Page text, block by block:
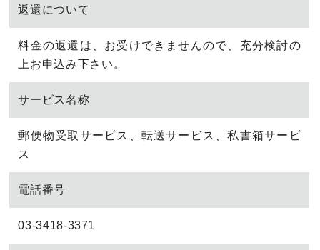
返還について
料金の返還は、お受けできませんので、充分検討の
上お申込み下さい。
サービス名称
郵便物受取サービス、転送サービス、私書箱サービ
ス
電話番号
03-3418-3371